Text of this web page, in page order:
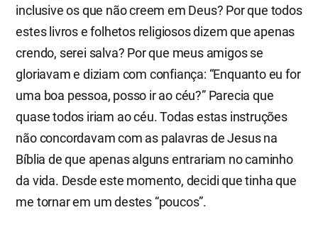
inclusive os que não creem em Deus? Por que todos
estes livros e folhetos religiosos dizem que apenas
crendo, serei salva? Por que meus amigos se
gloriavam e diziam com confiança: “Enquanto eu for
uma boa pessoa, posso ir ao céu?” Parecia que
quase todos iriam ao céu. Todas estas instruções
não concordavam com as palavras de Jesus na
Bíblia de que apenas alguns entrariam no caminho
da vida. Desde este momento, decidi que tinha que
me tornar em um destes “poucos”.